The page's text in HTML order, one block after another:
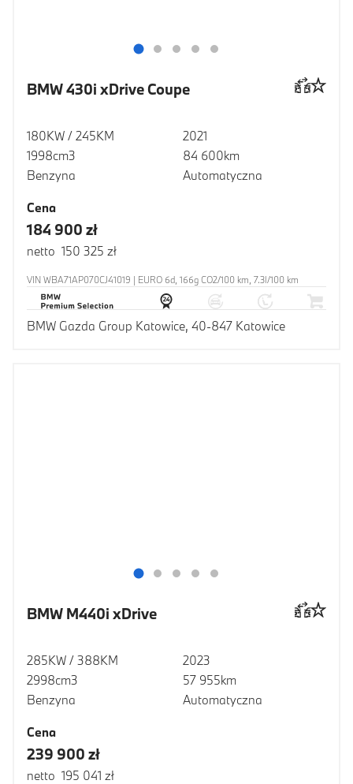
BMW 430i xDrive Coupe
180KW / 245KM
1998cm3
Benzyna
2021
84 600km
Automatyczna
Cena
184 900 zł
netto 150 325 zł
VIN WBA71AP070CJ41019 | EURO 6d, 166g CO2/100 km, 7.3l/100 km
BMW Gazda Group Katowice, 40-847 Katowice
BMW M440i xDrive
285KW / 388KM
2998cm3
Benzyna
2023
57 955km
Automatyczna
Cena
239 900 zł
netto 195 041 zł